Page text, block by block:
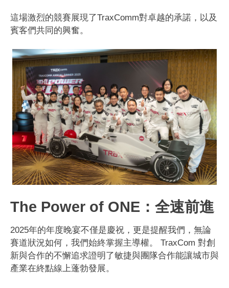
這場激烈的競賽展現了TraxComm對卓越的承諾，以及
賓客們共同的興奮。
The Power of ONE：全速前進
2025年的年度晚宴不僅是慶祝，更是提醒我們，無論
賽道狀況如何，我們始終掌握主導權。 TraxCom 對創
新與合作的不懈追求證明了敏捷與團隊合作能讓城市與
產業在終點線上蓬勃發展。